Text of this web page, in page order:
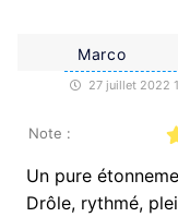
Marco
27 juillet 2022
Note :
Un pure
Drôle, rythmé,